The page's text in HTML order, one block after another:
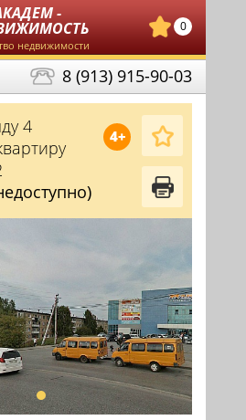
-
недвижимости
0
8 (913) 915-90-03
4+
4